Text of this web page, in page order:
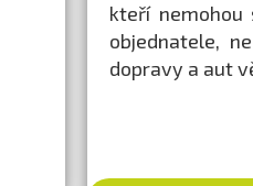
kteří
objednatele,
dopravy a aut